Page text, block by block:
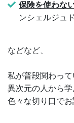
保険を使わな
ンシェルジュ
などなど、
私が普段関わって
異次元の人から
色々な切り口でお